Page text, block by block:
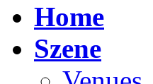
Home
Szene